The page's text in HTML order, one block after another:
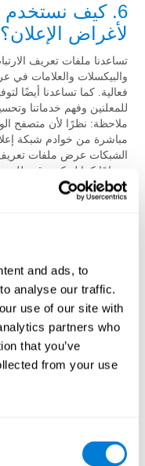
and ads, to
analyse our traffic.
use of our site with
partners who
that you’ve
from your use
6. كيف نستخدم
لأغراض الإعلان؟
تساعدنا ملفات تعريف
والبيكسلات والعلامات في
فعالية. كما تساعدنا أيضًا
للمعلنين وفهم خدماتنا
ملاحظة: نظرًا لأن متصفح
مباشرة من خوادم شبكة
الشبكات عرض ملفات تعريف
، تمامًا كما لو كنت قد
الخاصة بالأطراف الأخرى.
الأطراف الثالثة ، فإن
يحدد هويتك ، وسوف
موضح في قسمة 1.2. من سياسة الخصوصية
المجمّعة من الجهات
كوجنيفيت.
إذا قمت بتسجيل الخروج
نستمر في تسجيل تفاعلك
30 يومًا لإنشاء تحليلات
استخدام هذه المعلومات في: